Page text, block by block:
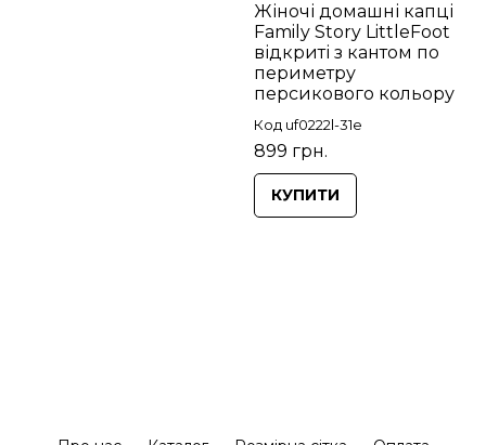
Жіночі домашні капці
Family Story LittleFoot
відкриті з кантом по
периметру
персикового кольору
Код uf0222l-31e
899 грн.
КУПИТИ